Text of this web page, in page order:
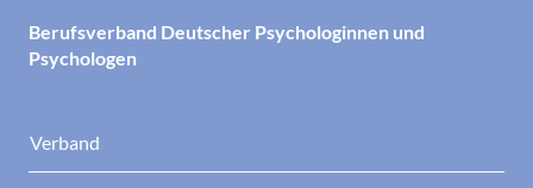
Berufsverband Deutscher Psychologinnen und
Psychologen
Verband